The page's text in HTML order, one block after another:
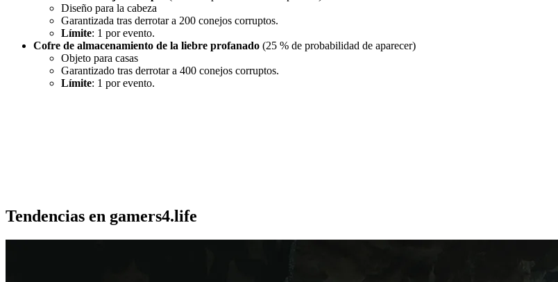
Diseño para la cabeza
Garantizada tras derrotar a 200 conejos corruptos.
Límite: 1 por evento.
Cofre de almacenamiento de la liebre profanado (25 % de probabilidad de aparecer)
Objeto para casas
Garantizado tras derrotar a 400 conejos corruptos.
Límite: 1 por evento.
Tendencias en gamers4.life